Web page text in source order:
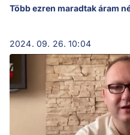
Több ezren maradtak áram
2024. 09. 26. 10:04